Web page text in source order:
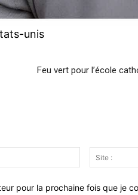
unis
Feu vert pour l’école
Email
:*
pour la prochaine fois que je